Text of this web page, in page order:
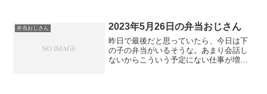
が有ったわけですが、砂糖入れすぎまし
た。はい。
弁当おじさん 2023年5月26日の弁当おじさん
昨日で最後だと思っていたら、今日は下
の子の弁当がいるそうな。あまり会話し
ないからこういう予定にない仕事が増え